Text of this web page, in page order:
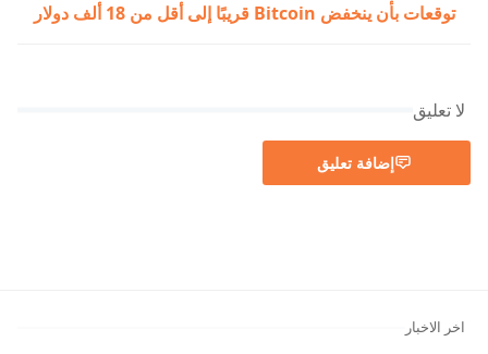
توقعات بأن ينخفض ​​Bitcoin قريبًا إلى أقل من 18 ألف دولار
لا تعليق
إضافة تعليق
اخر الاخبار